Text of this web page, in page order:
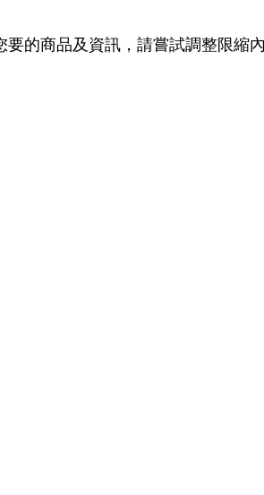
的商品及資訊，請嘗試調整限縮